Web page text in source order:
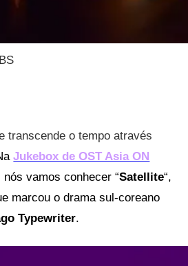
transcende o tempo através
Jukebox de OST Asia ON
vamos conhecer “Satellite“,
marcou o drama sul-coreano
Typewriter.